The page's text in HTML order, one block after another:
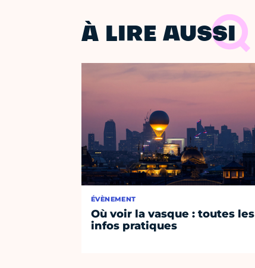
À LIRE AUSSI
ÉVÈNEMENT
Où voir la vasque : toutes les
infos pratiques